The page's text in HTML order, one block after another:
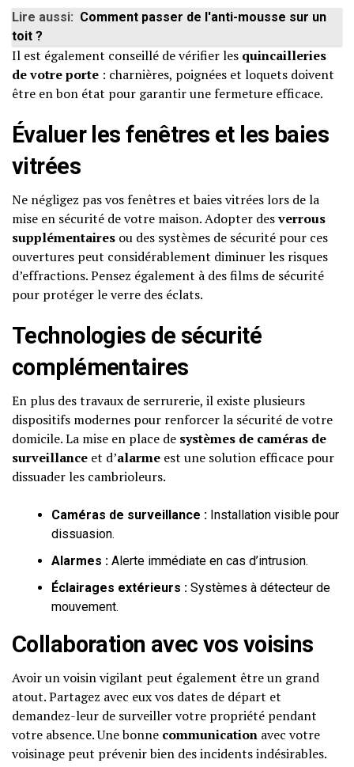
Lire aussi: Comment passer de l'anti-mousse sur un
toit ?
Il est également conseillé de vérifier les quincailleries
de votre porte : charnières, poignées et loquets doivent
être en bon état pour garantir une fermeture efficace.
Évaluer les fenêtres et les baies
vitrées
Ne négligez pas vos fenêtres et baies vitrées lors de la
mise en sécurité de votre maison. Adopter desverrous
supplémentaires ou des systèmes de sécurité pour ces
ouvertures peut considérablement diminuer les risques
d’effractions. Pensez également à des films de sécurité
pour protéger le verre des éclats.
Technologies de sécurité
complémentaires
En plus des travaux de serrurerie, il existe plusieurs
dispositifs modernes pour renforcer la sécurité de votre
domicile. La mise en place de systèmes de caméras de
surveillance et d’alarme est une solution efficace pour
dissuader les cambrioleurs.
Caméras de surveillance : Installation visible pour
dissuasion.
Alarmes : Alerte immédiate en cas d’intrusion.
Éclairages extérieurs : Systèmes à détecteur de
mouvement.
Collaboration avec vos voisins
Avoir un voisin vigilant peut également être un grand
atout. Partagez avec eux vos dates de départ et
demandez-leur de surveiller votre propriété pendant
votre absence. Une bonne communication avec votre
voisinage peut prévenir bien des incidents indésirables.